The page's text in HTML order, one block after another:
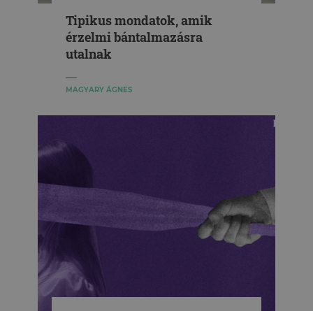
Tipikus mondatok, amik
érzelmi bántalmazásra
utalnak
MAGYARY ÁGNES